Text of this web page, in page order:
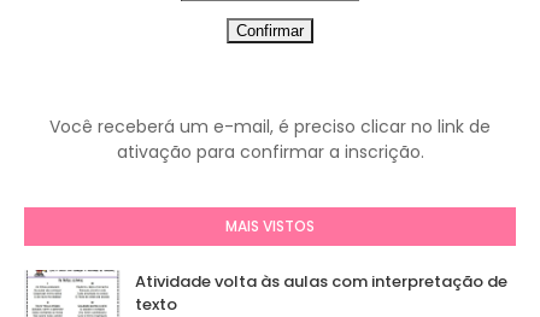
Você receberá um e-mail, é preciso clicar no link de
ativação para confirmar a inscrição.
MAIS VISTOS
Atividade volta às aulas com interpretação de
texto